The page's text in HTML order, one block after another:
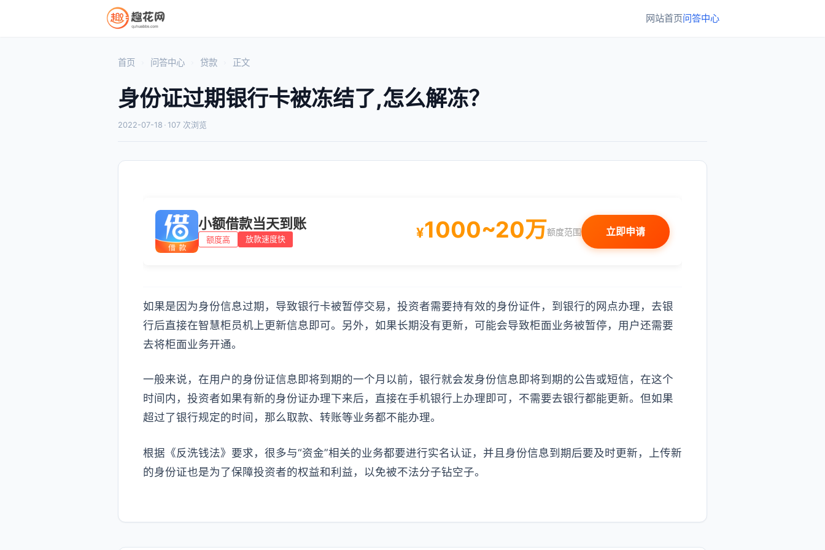
网站首页问答中心
首页 问答中心 贷款 正文
身份证过期银行卡被冻结了,怎么解冻？
2022-07-18 · 107 次浏览
小额借款当天到账
额度高 放款速度快 ¥1000~20万额度范围 立即申请
如果是因为身份信息过期，导致银行卡被暂停交易，投资者需要持有效的身份证件，到银行的网点办理，去银
行后直接在智慧柜员机上更新信息即可。另外，如果长期没有更新，可能会导致柜面业务被暂停，用户还需要
去将柜面业务开通。
一般来说，在用户的身份证信息即将到期的一个月以前，银行就会发身份信息即将到期的公告或短信，在这个
时间内，投资者如果有新的身份证办理下来后，直接在手机银行上办理即可，不需要去银行都能更新。但如果
超过了银行规定的时间，那么取款、转账等业务都不能办理。
根据《反洗钱法》要求，很多与“资金”相关的业务都要进行实名认证，并且身份信息到期后要及时更新，上传新
的身份证也是为了保障投资者的权益和利益，以免被不法分子钻空子。